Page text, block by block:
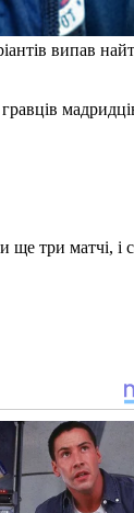
випав
ще три матчі, і